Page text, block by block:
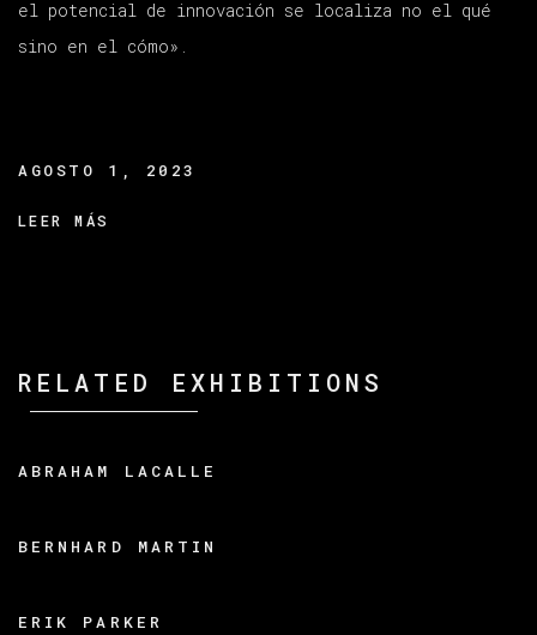
el potencial de innovación se localiza no el qué
sino en el cómo».
AGOSTO 1, 2023
LEER MÁS
RELATED EXHIBITIONS
ABRAHAM LACALLE
BERNHARD MARTIN
ERIK PARKER